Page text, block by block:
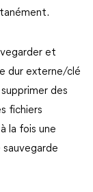
et
dur externe/clé
des
fichiers
la fois une